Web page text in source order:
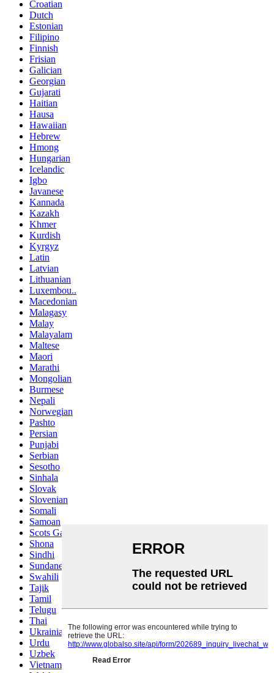
Croatian
Dutch
Estonian
Filipino
Finnish
Frisian
Galician
Georgian
Gujarati
Haitian
Hausa
Hawaiian
Hebrew
Hmong
Hungarian
Icelandic
Igbo
Javanese
Kannada
Kazakh
Khmer
Kurdish
Kyrgyz
Latin
Latvian
Lithuanian
Luxembou..
Macedonian
Malagasy
Malay
Malayalam
Maltese
Maori
Marathi
Mongolian
Burmese
Nepali
Norwegian
Pashto
Persian
Punjabi
Serbian
Sesotho
Sinhala
Slovak
Slovenian
Somali
Samoan
Scots Gaelic
Shona
Sindhi
Sundanese
Swahili
Tajik
Tamil
Telugu
Thai
Ukrainian
Urdu
Uzbek
Vietnamese